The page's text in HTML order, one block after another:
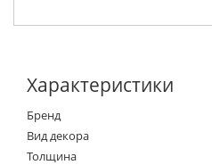
Характеристики
Бренд
Вид декора
Толщина